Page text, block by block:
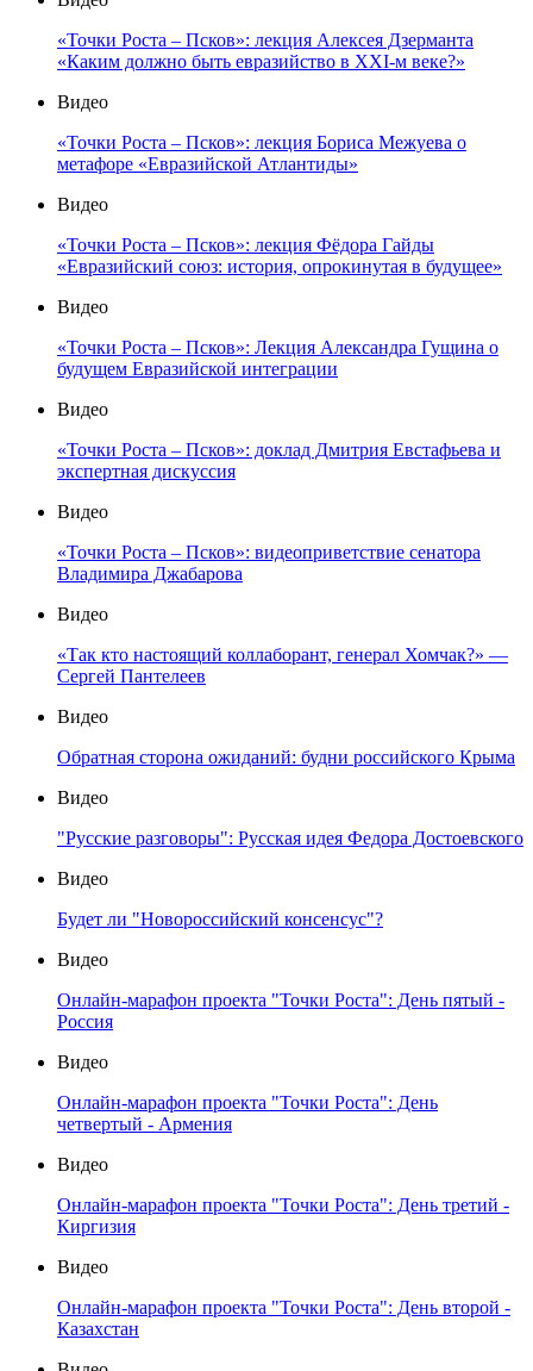
«Точки Роста – Псков»: лекция Алексея Дзерманта
«Каким должно быть евразийство в XXI-м веке?»
Видео
«Точки Роста – Псков»: лекция Бориса Межуева о
метафоре «Евразийской Атлантиды»
Видео
«Точки Роста – Псков»: лекция Фёдора Гайды
«Евразийский союз: история, опрокинутая в будущее»
Видео
«Точки Роста – Псков»: Лекция Александра Гущина о
будущем Евразийской интеграции
Видео
«Точки Роста – Псков»: доклад Дмитрия Евстафьева и
экспертная дискуссия
Видео
«Точки Роста – Псков»: видеоприветствие сенатора
Владимира Джабарова
Видео
«Так кто настоящий коллаборант, генерал Хомчак?» —
Сергей Пантелеев
Видео
Обратная сторона ожиданий: будни российского Крыма
Видео
"Русские разговоры": Русская идея Федора Достоевского
Видео
Будет ли "Новороссийский консенсус"?
Видео
Онлайн-марафон проекта "Точки Роста": День пятый -
Россия
Видео
Онлайн-марафон проекта "Точки Роста": День
четвертый - Армения
Видео
Онлайн-марафон проекта "Точки Роста": День третий -
Киргизия
Видео
Онлайн-марафон проекта "Точки Роста": День второй -
Казахстан